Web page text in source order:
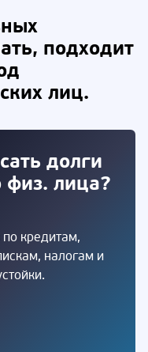
подходит
лиц.
долги
физ. лица?
кредитам,
налогам и